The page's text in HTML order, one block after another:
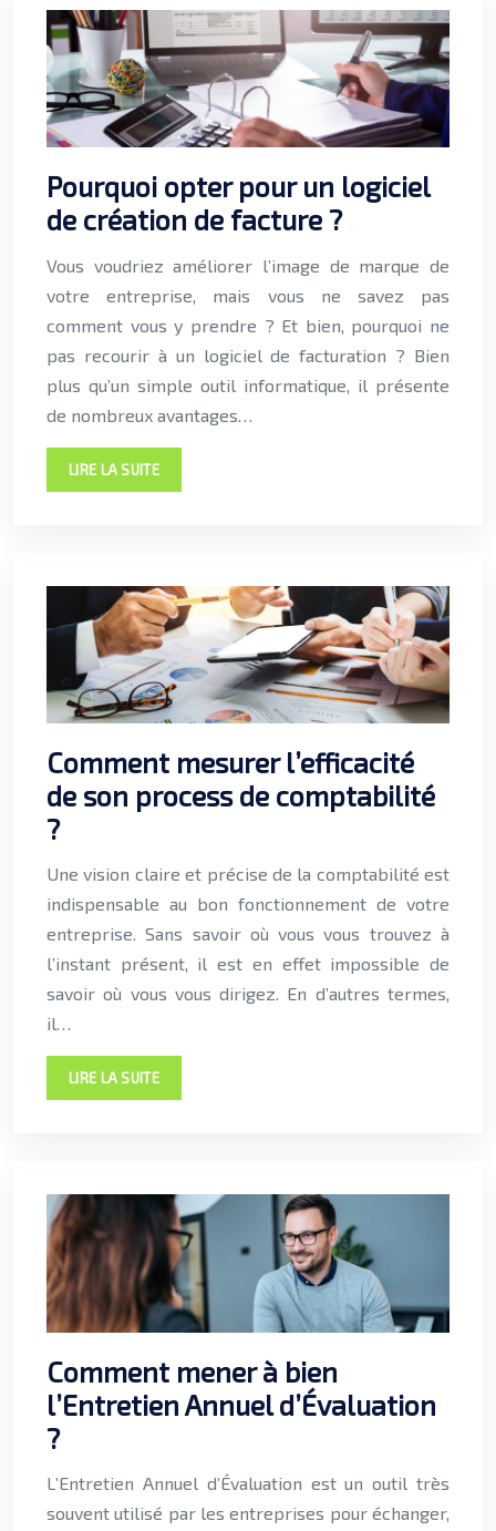
Pourquoi opter pour un logiciel
de création de facture ?
Vous voudriez améliorer l’image de marque de
votre entreprise, mais vous ne savez pas
comment vous y prendre ? Et bien, pourquoi ne
pas recourir à un logiciel de facturation ? Bien
plus qu’un simple outil informatique, il présente
de nombreux avantages…
LIRE LA SUITE
Comment mesurer l’efficacité
de son process de comptabilité
?
Une vision claire et précise de la comptabilité est
indispensable au bon fonctionnement de votre
entreprise. Sans savoir où vous vous trouvez à
l’instant présent, il est en effet impossible de
savoir où vous vous dirigez. En d’autres termes,
il…
LIRE LA SUITE
Comment mener à bien
l’Entretien Annuel d’Évaluation
?
L’Entretien Annuel d’Évaluation est un outil très
souvent utilisé par les entreprises pour échanger,